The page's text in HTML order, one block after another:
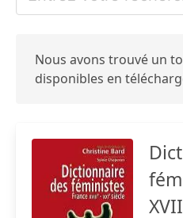
Nous avons trouvé un
disponibles en